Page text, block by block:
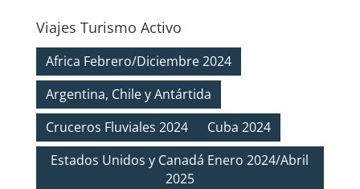
Viajes Turismo Activo
Africa Febrero/Diciembre 2024
Argentina, Chile y Antártida
Cruceros Fluviales 2024
Cuba 2024
Estados Unidos y Canadá Enero 2024/Abril
2025